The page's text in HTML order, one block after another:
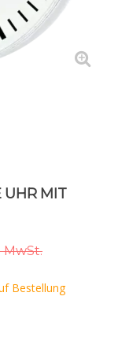
UHR MIT
MwSt.
Bestellung